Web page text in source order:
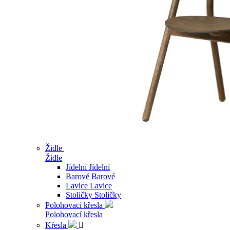
Židle
Židle
Jídelní Jídelní
Barové Barové
Lavice Lavice
Stoličky Stoličky
Polohovací křesla
Polohovací křesla
Křesla
